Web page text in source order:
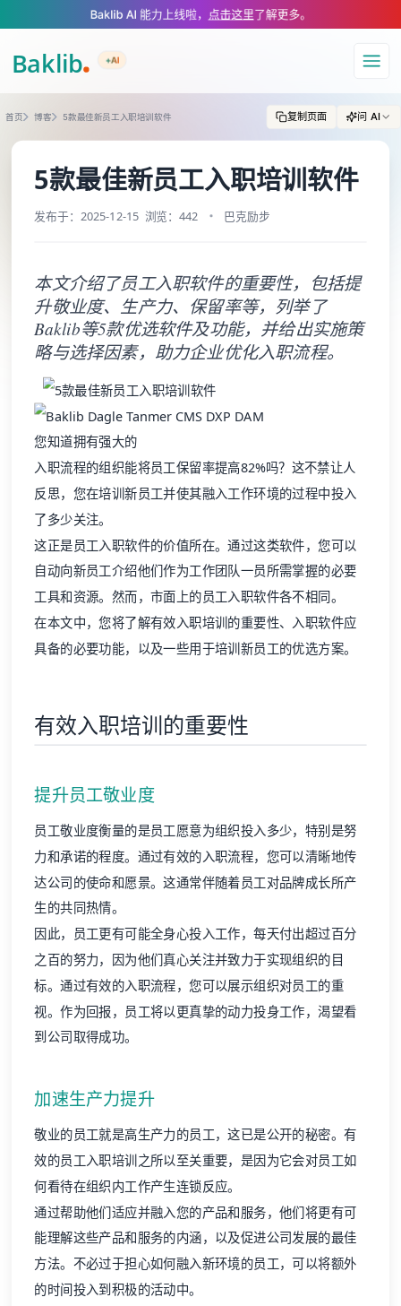
A Markdown version of this page is available at https://
Baklib AI 能力上线啦， 点击这里了解更多。
+AI
导航
首页 博客 5款最佳新员工入职培训软件 复制页面 问 AI
5款最佳新员工入职培训软件
发布于：2025-12-15 浏览：442 巴克励步
本文介绍了员工入职软件的重要性，包括提
升敬业度、生产力、保留率等，列举了
Baklib等5款优选软件及功能，并给出实施策
略与选择因素，助力企业优化入职流程。
您知道拥有强大的
入职流程的组织能将员工保留率提高82%吗？这不禁让人
反思，您在培训新员工并使其融入工作环境的过程中投入
了多少关注。
这正是员工入职软件的价值所在。通过这类软件，您可以
自动向新员工介绍他们作为工作团队一员所需掌握的必要
工具和资源。然而，市面上的员工入职软件各不相同。
在本文中，您将了解有效入职培训的重要性、入职软件应
具备的必要功能，以及一些用于培训新员工的优选方案。
有效入职培训的重要性
提升员工敬业度
员工敬业度衡量的是员工愿意为组织投入多少，特别是努
力和承诺的程度。通过有效的入职流程，您可以清晰地传
达公司的使命和愿景。这通常伴随着员工对品牌成长所产
生的共同热情。
因此，员工更有可能全身心投入工作，每天付出超过百分
之百的努力，因为他们真心关注并致力于实现组织的目
标。通过有效的入职流程，您可以展示组织对员工的重
视。作为回报，员工将以更真挚的动力投身工作，渴望看
到公司取得成功。
加速生产力提升
敬业的员工就是高生产力的员工，这已是公开的秘密。有
效的员工入职培训之所以至关重要，是因为它会对员工如
何看待在组织内工作产生连锁反应。
通过帮助他们适应并融入您的产品和服务，他们将更有可
能理解这些产品和服务的内涵，以及促进公司发展的最佳
方法。不必过于担心如何融入新环境的员工，可以将额外
的时间投入到积极的活动中。